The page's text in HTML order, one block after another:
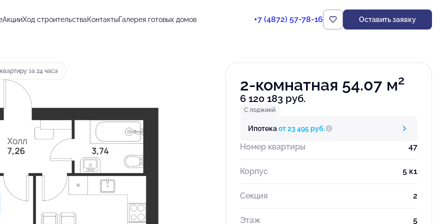
АкцииХод строительстваКонтактыГалерея готовых домов +7 (4872) 57-78-16 Оставить заявку
23 495 руб. Забронировать
за 24 часа
2-комнатная 54.07 м2
6 120 183 руб.
С лоджией
Ипотекаот 23 495 руб.
Номер квартиры 47
Корпус 5 к1
Секция 2
Этаж 5